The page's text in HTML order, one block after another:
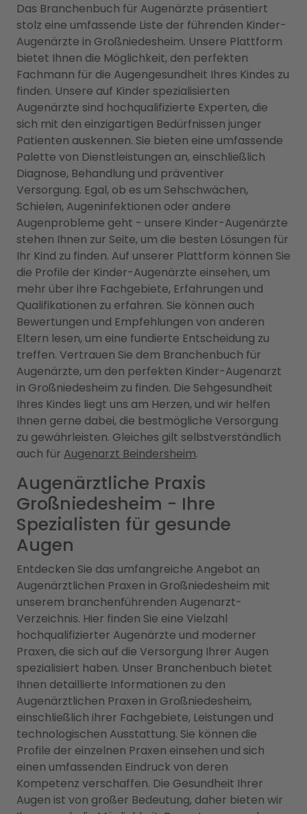
Das Branchenbuch für Augenärzte präsentiert
stolz eine umfassende Liste der führenden Kinder-
Augenärzte in Großniedesheim. Unsere Plattform
bietet Ihnen die Möglichkeit, den perfekten
Fachmann für die Augengesundheit Ihres Kindes zu
finden. Unsere auf Kinder spezialisierten
Augenärzte sind hochqualifizierte Experten, die
sich mit den einzigartigen Bedürfnissen junger
Patienten auskennen. Sie bieten eine umfassende
Palette von Dienstleistungen an, einschließlich
Diagnose, Behandlung und präventiver
Versorgung. Egal, ob es um Sehschwächen,
Schielen, Augeninfektionen oder andere
Augenprobleme geht - unsere Kinder-Augenärzte
stehen Ihnen zur Seite, um die besten Lösungen für
Ihr Kind zu finden. Auf unserer Plattform können Sie
die Profile der Kinder-Augenärzte einsehen, um
mehr über ihre Fachgebiete, Erfahrungen und
Qualifikationen zu erfahren. Sie können auch
Bewertungen und Empfehlungen von anderen
Eltern lesen, um eine fundierte Entscheidung zu
treffen. Vertrauen Sie dem Branchenbuch für
Augenärzte, um den perfekten Kinder-Augenarzt
in Großniedesheim zu finden. Die Sehgesundheit
Ihres Kindes liegt uns am Herzen, und wir helfen
Ihnen gerne dabei, die bestmögliche Versorgung
zu gewährleisten. Gleiches gilt selbstverständlich
auch für Augenarzt Beindersheim.
Augenärztliche Praxis
Großniedesheim - Ihre
Spezialisten für gesunde
Augen
Entdecken Sie das umfangreiche Angebot an
Augenärztlichen Praxen in Großniedesheim mit
unserem branchenführenden Augenarzt-
Verzeichnis. Hier finden Sie eine Vielzahl
hochqualifizierter Augenärzte und moderner
Praxen, die sich auf die Versorgung Ihrer Augen
spezialisiert haben. Unser Branchenbuch bietet
Ihnen detaillierte Informationen zu den
Augenärztlichen Praxen in Großniedesheim,
einschließlich ihrer Fachgebiete, Leistungen und
technologischen Ausstattung. Sie können die
Profile der einzelnen Praxen einsehen und sich
einen umfassenden Eindruck von deren
Kompetenz verschaffen. Die Gesundheit Ihrer
Augen ist von großer Bedeutung, daher bieten wir